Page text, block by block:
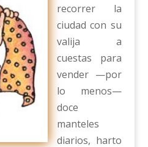
recorrer la
ciudad con su
valija a
cuestas para
vender —por
lo menos—
doce
manteles
diarios, harto